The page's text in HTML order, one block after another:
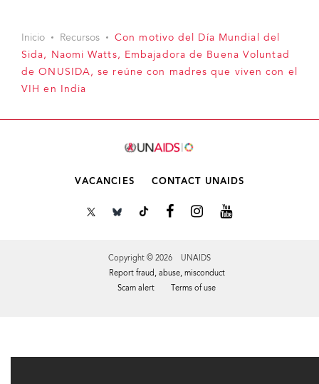
Inicio Recursos
Con motivo del Día Mundial del
Sida, Naomi Watts, Embajadora de Buena Voluntad
de ONUSIDA, se reúne con madres que viven con el
VIH en India
VACANCIES CONTACT UNAIDS
Copyright © 2026 UNAIDS
Report fraud, abuse, misconduct
Scam alert
Terms of use